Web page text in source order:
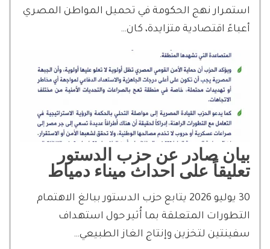
استمرار نهج الحكومة في تحميل المواطن المصري
أعباءً اقتصادية متزايدة، كان…
بيان صادر عن حزب الدستور
تعليقاً على احداث ميناء دمياط
30 يوليو 2026 يتابع حزب الدستور ببالغ الاهتمام
التطورات المتعلقة بما أُثير حول استهداف
سفينتين لتخزين وإنتاج الغاز الطبيعي…